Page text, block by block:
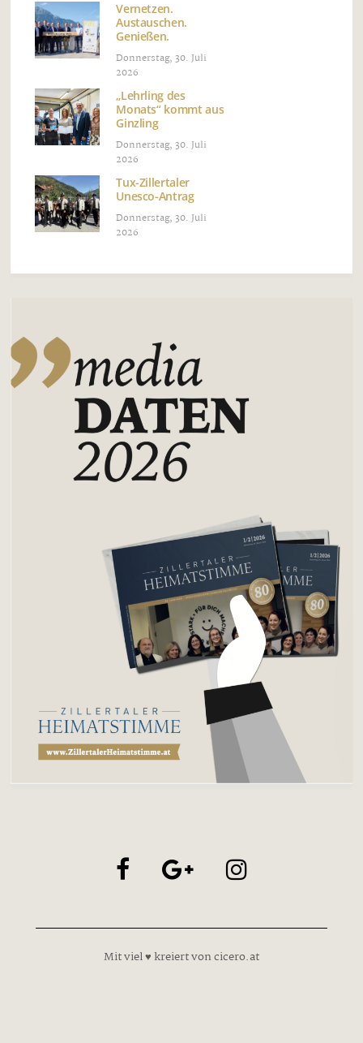
Vernetzen.
Austauschen.
Genießen.
Donnerstag, 30. Juli
2026
„Lehrling des
Monats“ kommt aus
Ginzling
Donnerstag, 30. Juli
2026
Tux-Zillertaler
Unesco-Antrag
Donnerstag, 30. Juli
2026
Mit viel ♥ kreiert von cicero.at